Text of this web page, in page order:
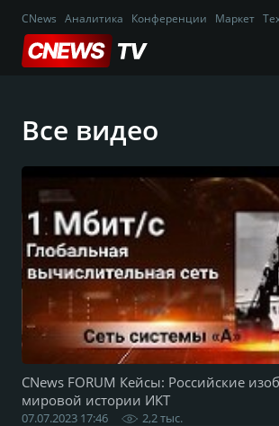
CNews Аналитика Конференции Маркет
Все видео
CNews FORUM Кейсы: Российские
мировой истории ИКТ
07.07.2023 17:46 2,2 тыс.